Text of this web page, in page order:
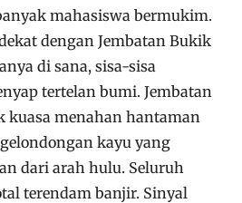
mahasiswa bermukim.
dengan Jembatan Bukik
di sana, sisa-sisa
tertelan bumi. Jembatan
kuasa menahan hantaman
kayu yang
dari arah hulu. Seluruh
terendam banjir. Sinyal